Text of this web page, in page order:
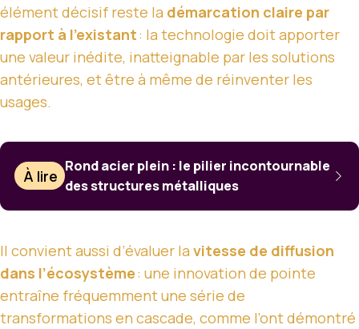
élément décisif reste la démarcation claire par
rapport à l’existant: la technologie doit apporter
une valeur inédite, inatteignable par les solutions
antérieures, et être à même de réinventer les
usages.
À lire
Rond acier plein : le pilier incontournable
des structures métalliques
Il convient aussi d’évaluer la vitesse de diffusion
dans l’écosystème: une innovation de pointe
entraîne fréquemment une série de
transformations en cascade, comme l’ont démontré